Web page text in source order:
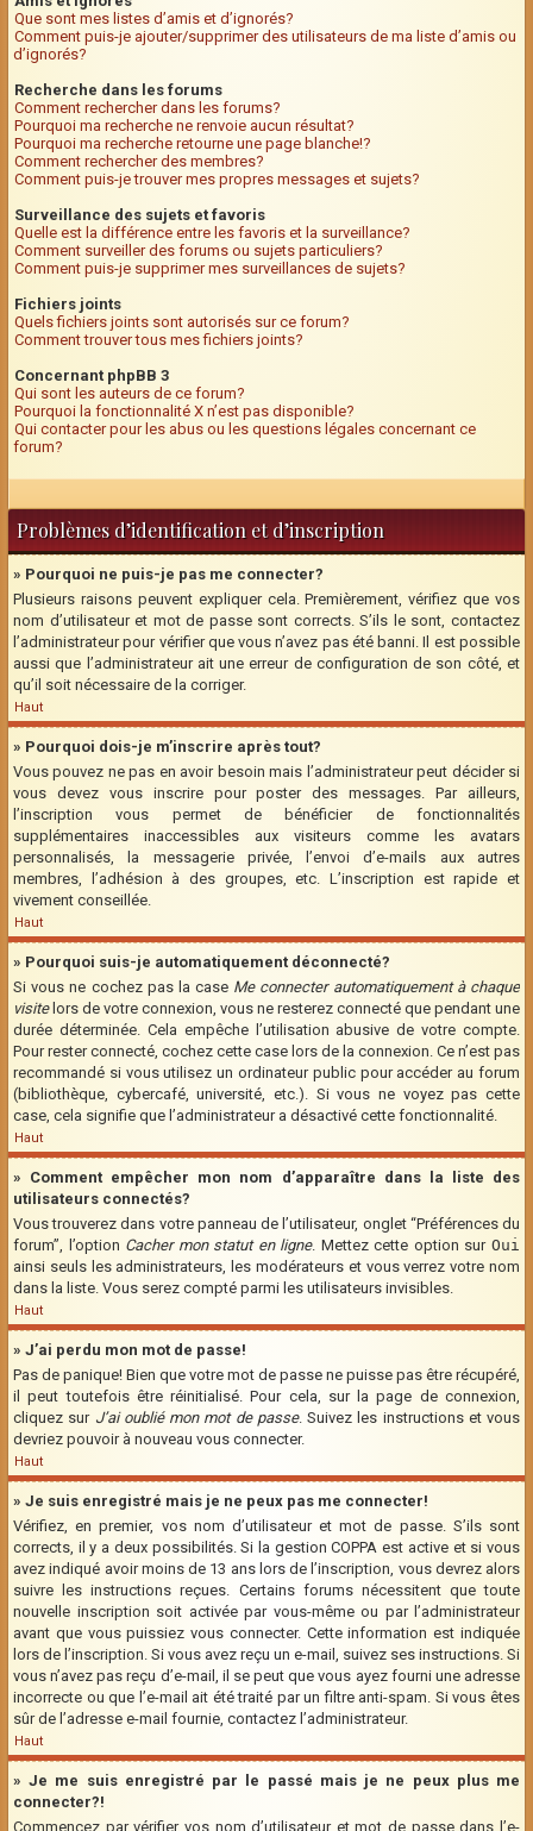
Que sont mes listes d’amis et d’ignorés?
Comment puis-je ajouter/supprimer des utilisateurs de ma liste d’amis ou
d’ignorés?
Recherche dans les forums
Comment rechercher dans les forums?
Pourquoi ma recherche ne renvoie aucun résultat?
Pourquoi ma recherche retourne une page blanche!?
Comment rechercher des membres?
Comment puis-je trouver mes propres messages et sujets?
Surveillance des sujets et favoris
Quelle est la différence entre les favoris et la surveillance?
Comment surveiller des forums ou sujets particuliers?
Comment puis-je supprimer mes surveillances de sujets?
Fichiers joints
Quels fichiers joints sont autorisés sur ce forum?
Comment trouver tous mes fichiers joints?
Concernant phpBB 3
Qui sont les auteurs de ce forum?
Pourquoi la fonctionnalité X n’est pas disponible?
Qui contacter pour les abus ou les questions légales concernant ce
forum?
Problèmes d’identification et d’inscription
» Pourquoi ne puis-je pas me connecter?
Plusieurs raisons peuvent expliquer cela. Premièrement, vérifiez que vos
nom d’utilisateur et mot de passe sont corrects. S’ils le sont, contactez
l’administrateur pour vérifier que vous n’avez pas été banni. Il est possible
aussi que l’administrateur ait une erreur de configuration de son côté, et
qu’il soit nécessaire de la corriger.
Haut
» Pourquoi dois-je m’inscrire après tout?
Vous pouvez ne pas en avoir besoin mais l’administrateur peut décider si
vous devez vous inscrire pour poster des messages. Par ailleurs,
l’inscription vous permet de bénéficier de fonctionnalités
supplémentaires inaccessibles aux visiteurs comme les avatars
personnalisés, la messagerie privée, l’envoi d’e-mails aux autres
membres, l’adhésion à des groupes, etc. L’inscription est rapide et
vivement conseillée.
Haut
» Pourquoi suis-je automatiquement déconnecté?
Si vous ne cochez pas la case Me connecter automatiquement à chaque
visitelors de votre connexion, vous ne resterez connecté que pendant une
durée déterminée. Cela empêche l’utilisation abusive de votre compte.
Pour rester connecté, cochez cette case lors de la connexion. Ce n’est pas
recommandé si vous utilisez un ordinateur public pour accéder au forum
(bibliothèque, cybercafé, université, etc.). Si vous ne voyez pas cette
case, cela signifie que l’administrateur a désactivé cette fonctionnalité.
Haut
» Comment empêcher mon nom d’apparaître dans la liste des
utilisateurs connectés?
Vous trouverez dans votre panneau de l’utilisateur, onglet “Préférences du
forum”, l’option Cacher mon statut en ligne. Mettez cette option surOui
ainsi seuls les administrateurs, les modérateurs et vous verrez votre nom
dans la liste. Vous serez compté parmi les utilisateurs invisibles.
Haut
» J’ai perdu mon mot de passe!
Pas de panique! Bien que votre mot de passe ne puisse pas être récupéré,
il peut toutefois être réinitialisé. Pour cela, sur la page de connexion,
cliquez sur J’ai oublié mon mot de passe. Suivez les instructions et vous
devriez pouvoir à nouveau vous connecter.
Haut
» Je suis enregistré mais je ne peux pas me connecter!
Vérifiez, en premier, vos nom d’utilisateur et mot de passe. S’ils sont
corrects, il y a deux possibilités. Si la gestion COPPA est active et si vous
avez indiqué avoir moins de 13 ans lors de l’inscription, vous devrez alors
suivre les instructions reçues. Certains forums nécessitent que toute
nouvelle inscription soit activée par vous-même ou par l’administrateur
avant que vous puissiez vous connecter. Cette information est indiquée
lors de l’inscription. Si vous avez reçu un e-mail, suivez ses instructions. Si
vous n’avez pas reçu d’e-mail, il se peut que vous ayez fourni une adresse
incorrecte ou que l’e-mail ait été traité par un filtre anti-spam. Si vous êtes
sûr de l’adresse e-mail fournie, contactez l’administrateur.
Haut
» Je me suis enregistré par le passé mais je ne peux plus me
connecter?!
Commencez par vérifier vos nom d’utilisateur et mot de passe dans l’e-